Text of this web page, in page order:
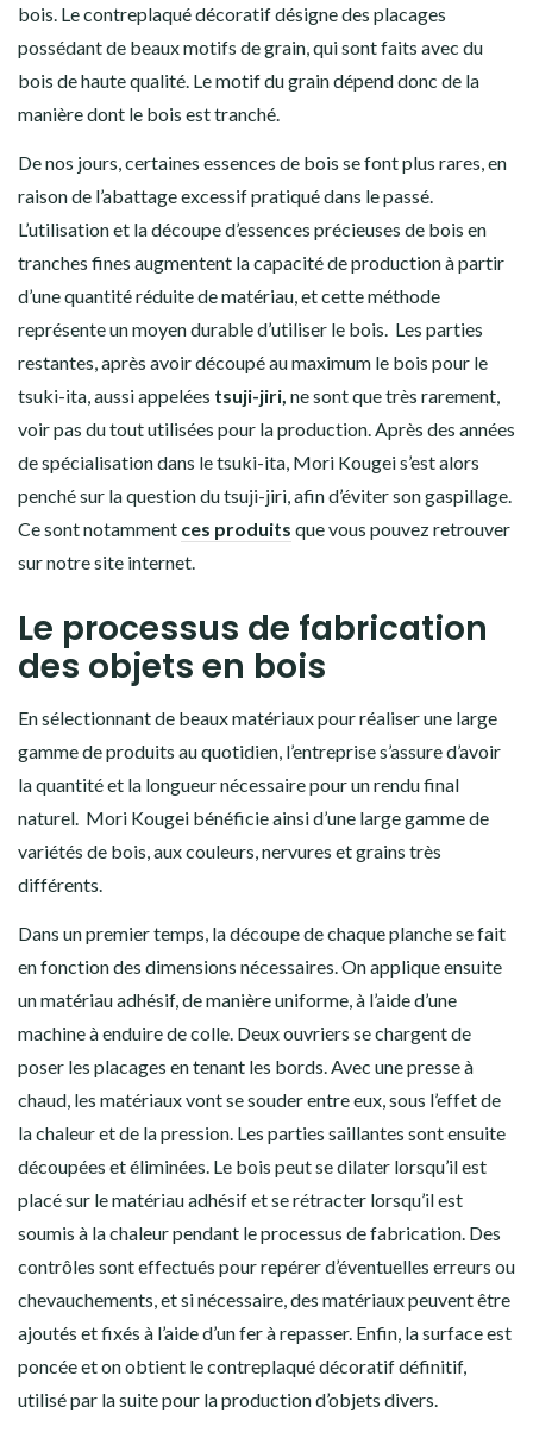
bois. Le contreplaqué décoratif désigne des placages
possédant de beaux motifs de grain, qui sont faits avec du
bois de haute qualité. Le motif du grain dépend donc de la
manière dont le bois est tranché.
De nos jours, certaines essences de bois se font plus rares, en
raison de l’abattage excessif pratiqué dans le passé.
L’utilisation et la découpe d’essences précieuses de bois en
tranches fines augmentent la capacité de production à partir
d’une quantité réduite de matériau, et cette méthode
représente un moyen durable d’utiliser le bois. Les parties
restantes, après avoir découpé au maximum le bois pour le
tsuki-ita, aussi appelées tsuji-jiri, ne sont que très rarement,
voir pas du tout utilisées pour la production. Après des années
de spécialisation dans le tsuki-ita, Mori Kougei s’est alors
penché sur la question du tsuji-jiri, afin d’éviter son gaspillage.
Ce sont notamment ces produits que vous pouvez retrouver
sur notre site internet.
Le processus de fabrication
des objets en bois
En sélectionnant de beaux matériaux pour réaliser une large
gamme de produits au quotidien, l’entreprise s’assure d’avoir
la quantité et la longueur nécessaire pour un rendu final
naturel. Mori Kougei bénéficie ainsi d’une large gamme de
variétés de bois, aux couleurs, nervures et grains très
différents.
Dans un premier temps, la découpe de chaque planche se fait
en fonction des dimensions nécessaires. On applique ensuite
un matériau adhésif, de manière uniforme, à l’aide d’une
machine à enduire de colle. Deux ouvriers se chargent de
poser les placages en tenant les bords. Avec une presse à
chaud, les matériaux vont se souder entre eux, sous l’effet de
la chaleur et de la pression. Les parties saillantes sont ensuite
découpées et éliminées. Le bois peut se dilater lorsqu’il est
placé sur le matériau adhésif et se rétracter lorsqu’il est
soumis à la chaleur pendant le processus de fabrication. Des
contrôles sont effectués pour repérer d’éventuelles erreurs ou
chevauchements, et si nécessaire, des matériaux peuvent être
ajoutés et fixés à l’aide d’un fer à repasser. Enfin, la surface est
poncée et on obtient le contreplaqué décoratif définitif,
utilisé par la suite pour la production d’objets divers.